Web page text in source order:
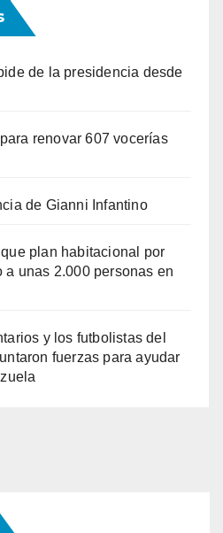
de la presidencia desde
renovar 607 vocerías
de Gianni Infantino
plan habitacional por
unas 2.000 personas en
y los futbolistas del
fuerzas para ayudar